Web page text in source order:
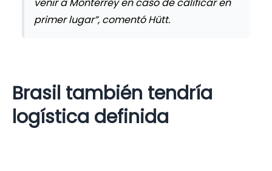
venir a Monterrey en caso de calificar en
primer lugar”, comentó Hütt.
Brasil también tendría
logística definida